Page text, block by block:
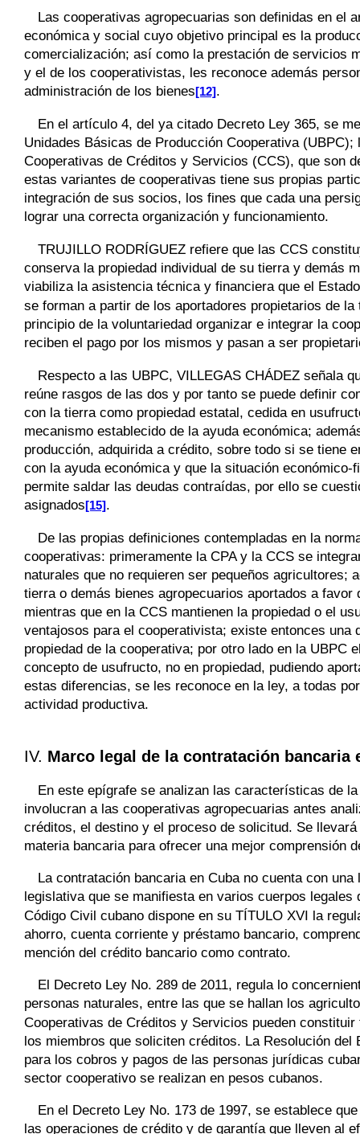
Las cooperativas agropecuarias son definidas en el
económica y social cuyo objetivo principal es la
comercialización; así como la prestación de servicios
y el de los cooperativistas, les reconoce además
administración de los bienes[12].
En el artículo 4, del ya citado Decreto Ley 365, se
Unidades Básicas de Producción Cooperativa
Cooperativas de Créditos y Servicios (CCS), que son
estas variantes de cooperativas tiene sus propias
integración de sus socios, los fines que cada una
lograr una correcta organización y funcionamiento.
TRUJILLO RODRÍGUEZ refiere que las CCS
conserva la propiedad individual de su tierra y demás
viabiliza la asistencia técnica y financiera que el
se forman a partir de los aportadores propietarios de
principio de la voluntariedad organizar e integrar la
reciben el pago por los mismos y pasan a ser
Respecto a las UBPC,VILLEGAS CHÁDEZ señala
reúne rasgos de las dos y por tanto se puede definir
con la tierra como propiedad estatal, cedida en
mecanismo establecido de la ayuda económica;
producción, adquirida a crédito, sobre todo si se tiene
con la ayuda económica y que la situación
permite saldar las deudas contraídas, por ello se
asignados[15].
De las propias definiciones contempladas en la
cooperativas: primeramente la CPA y la CCS se
naturales que no requieren ser pequeños agricultores;
tierra o demás bienes agropecuarios aportados a
mientras que en la CCS mantienen la propiedad o el
ventajosos para el cooperativista; existe entonces
propiedad de la cooperativa; por otro lado en la UBPC
concepto de usufructo, no en propiedad, pudiendo
estas diferencias, se les reconoce en la ley, a todas
actividad productiva.
IV. Marco legal de la contratación
En este epígrafe se analizan las características de
involucran a las cooperativas agropecuarias antes
créditos, el destino y el proceso de solicitud. Se
materia bancaria para ofrecer una mejor comprensión
La contratación bancaria en Cuba no cuenta con
legislativa que se manifiesta en varios cuerpos
Código Civil cubano dispone en su TÍTULO XVI la
ahorro, cuenta corriente y préstamo bancario,
mención del crédito bancario como contrato.
El Decreto Ley No. 289 de 2011, regula lo
personas naturales, entre las que se hallan los
Cooperativas de Créditos y Servicios pueden
los miembros que soliciten créditos. La Resolución
para los cobros y pagos de las personas jurídicas
sector cooperativo se realizan en pesos cubanos.
En el Decreto Ley No. 173 de 1997, se establece
las operaciones de crédito y de garantía que lleven al